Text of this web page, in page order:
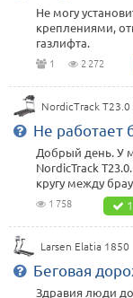
Не могу
креплениями,
газлифта.
1 2 272
NordicTrack
Не работает
Добрый день. У
NordicTrack
кругу между
1 758
Larsen Elatia 1850
Беговая
Здравия люди